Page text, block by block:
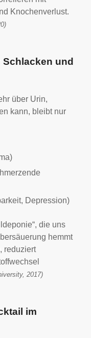
Knochenverlust.
Schlacken und
über Urin,
kann, bleibt nur
Depression)
die uns
hemmt
reduziert
2017)
im